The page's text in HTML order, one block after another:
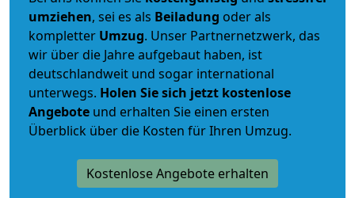
umziehen, sei es als Beiladung oder als
kompletter Umzug. Unser Partnernetzwerk, das
wir über die Jahre aufgebaut haben, ist
deutschlandweit und sogar international
unterwegs. Holen Sie sich jetzt kostenlose
Angebote und erhalten Sie einen ersten
Überblick über die Kosten für Ihren Umzug.
Kostenlose Angebote erhalten